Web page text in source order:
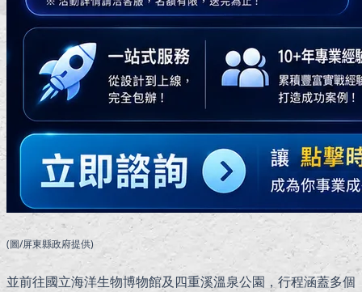
(圖/屏東縣政府提供)
並前往國立海洋生物博物館及四重溪溫泉公園，行程涵蓋多個